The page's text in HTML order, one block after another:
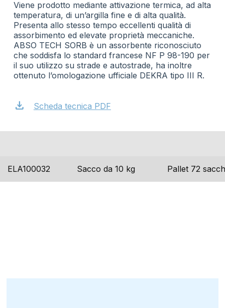
Viene prodotto mediante attivazione termica, ad alta
temperatura, di un’argilla fine e di alta qualità.
Presenta allo stesso tempo eccellenti qualità di
assorbimento ed elevate proprietà meccaniche.
ABSO TECH SORB è un assorbente riconosciuto
che soddisfa lo standard francese NF P 98-190 per
il suo utilizzo su strade e autostrade, ha inoltre
ottenuto l’omologazione ufficiale DEKRA tipo III R.
download Scheda tecnica PDF
ELA100032 Sacco da 10 kg Pallet 72